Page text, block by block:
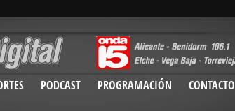
PODCAST PROGRAMACIÓN CONTACTO